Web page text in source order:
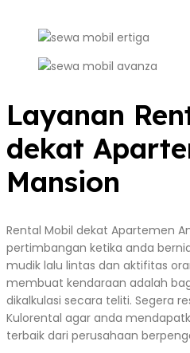
Layanan
dekat
Mansion
Rental Mobil dekat Apartemen
pertimbangan ketika anda
mudik lalu lintas dan aktifitas
membuat kendaraan adalah
dikalkulasi secara teliti. Segera
Kulorental agar anda
terbaik dari perusahaan